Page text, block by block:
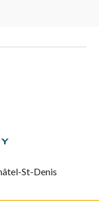
St-Denis